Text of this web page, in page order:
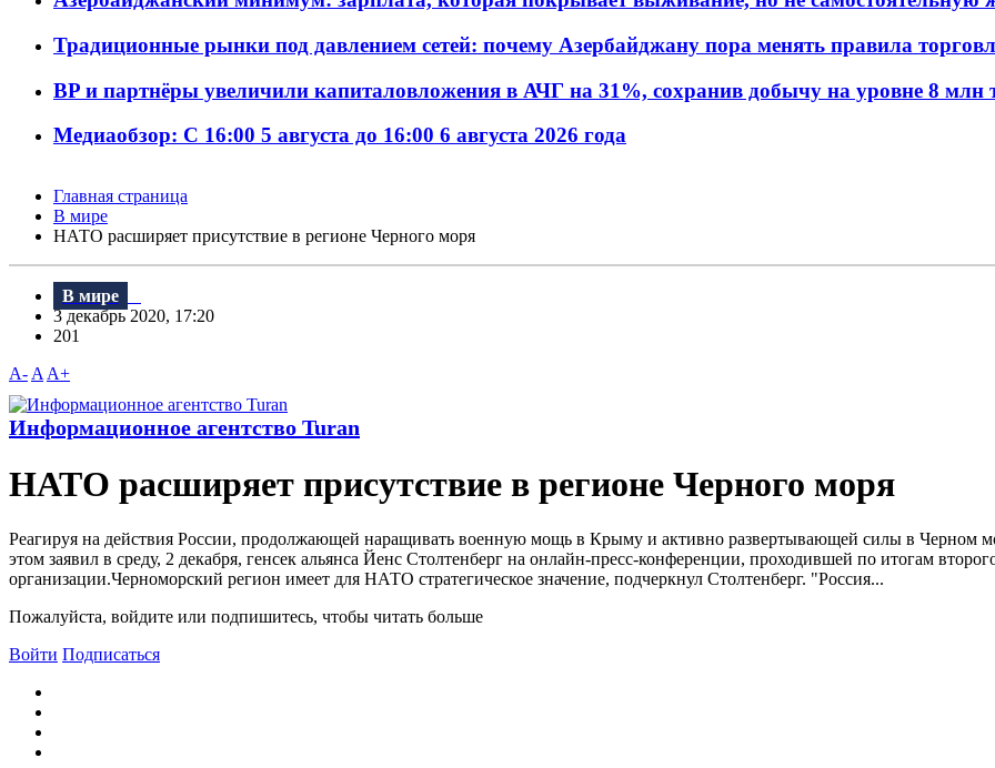
Традиционные рынки под давлением сетей: почему Азербайджану пора менять правила
BP и партнёры увеличили капиталовложения в АЧГ на 31%, сохранив добычу на уровне 8 млн
Медиаобзор: С 16:00 5 августа до 16:00 6 августа 2026 года
Главная страница
В мире
НАТО расширяет присутствие в регионе Черного моря
В мире
3 декабрь 2020, 17:20
201
A- A A+
Информационное агентство Turan
НАТО расширяет присутствие в регионе Черного моря
Реагируя на действия России, продолжающей наращивать военную мощь в Крыму и активно развертывающей силы в Черном
этом заявил в среду, 2 декабря, генсек альянса Йенс Столтенберг на онлайн-пресс-конференции, проходившей по итогам
организации.Черноморский регион имеет для НАТО стратегическое значение, подчеркнул Столтенберг. "Россия...
Пожалуйста, войдите или подпишитесь, чтобы читать больше
Войти Подписаться